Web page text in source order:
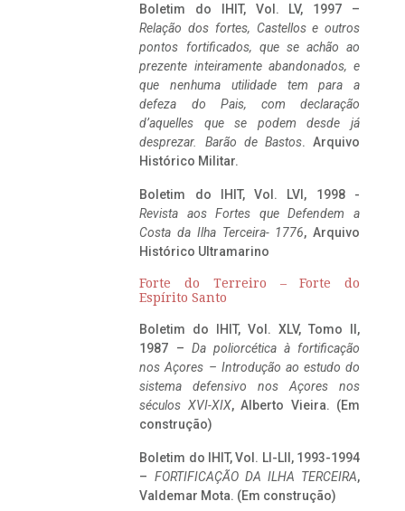
Boletim do IHIT, Vol. LV, 1997 –
Relação dos fortes, Castellos e outros
pontos fortificados, que se achão ao
prezente inteiramente abandonados, e
que nenhuma utilidade tem para a
defeza do Pais, com declaração
d’aquelles que se podem desde já
desprezar. Barão de Bastos. Arquivo
Histórico Militar.
Boletim do IHIT, Vol. LVI, 1998 -
Revista aos Fortes que Defendem a
Costa da Ilha Terceira- 1776, Arquivo
Histórico Ultramarino
Forte do Terreiro – Forte do
Espírito Santo
Boletim do IHIT, Vol. XLV, Tomo II,
1987 – Da poliorcética à fortificação
nos Açores – Introdução ao estudo do
sistema defensivo nos Açores nos
séculos XVI-XIX, Alberto Vieira. (Em
construção)
Boletim do IHIT, Vol. LI-LII, 1993-1994
– FORTIFICAÇÃO DA ILHA TERCEIRA,
Valdemar Mota. (Em construção)